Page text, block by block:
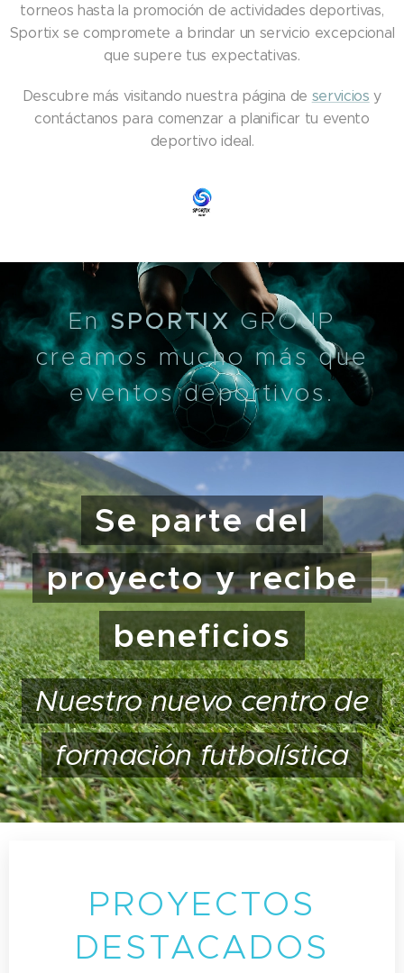
torneos hasta la promoción de actividades deportivas,
Sportix se compromete a brindar un servicio excepcional
que supere tus expectativas.
Descubre más visitando nuestra página de servicios y
contáctanos para comenzar a planificar tu evento
deportivo ideal.
EnSPORTIXGROUP
creamos mucho más que
eventos deportivos.
Se parte del
proyecto y recibe
beneficios
Nuestro nuevo centro de
formación futbolística
PROYECTOS
DESTACADOS